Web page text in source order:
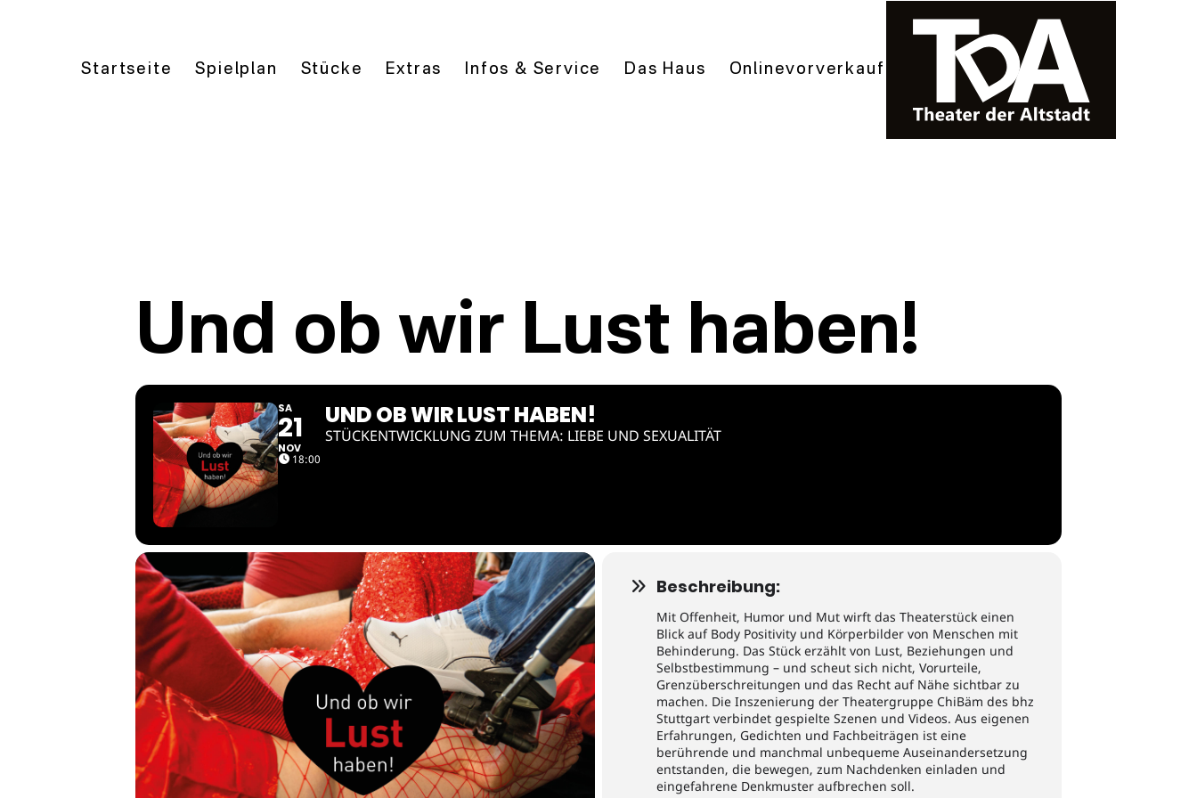
Startseite Spielplan Stücke Extras Infos & Service Das Haus Onlinevorverkauf
Und ob wir Lust haben!
SA
21
NOV
18:00
UND OB WIR LUST HABEN!
STÜCKENTWICKLUNG ZUM THEMA: LIEBE UND SEXUALITÄT
Beschreibung:
Mit Offenheit, Humor und Mut wirft das Theaterstück einen
Blick auf Body Positivity und Körperbilder von Menschen mit
Behinderung. Das Stück erzählt von Lust, Beziehungen und
Selbstbestimmung – und scheut sich nicht, Vorurteile,
Grenzüberschreitungen und das Recht auf Nähe sichtbar zu
machen. Die Inszenierung der Theatergruppe ChiBäm des bhz
Stuttgart verbindet gespielte Szenen und Videos. Aus eigenen
Erfahrungen, Gedichten und Fachbeiträgen ist eine
berührende und manchmal unbequeme Auseinandersetzung
entstanden, die bewegen, zum Nachdenken einladen und
eingefahrene Denkmuster aufbrechen soll.